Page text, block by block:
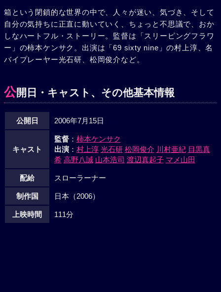
箱という閉鎖的な世界の中で、人々が迷い、気づき、そして
自分の気持ちに正直に動いていく、ちょっと不思議で、おか
しなハートフル・ストーリー。監督は「スリーピングフラワ
ー」の柿本ケンサク。出演は「69 sixty nine」の村上淳、名
バイプレーヤー光石研、松岡俊介など。
公開日・キャスト、その他基本情報
公開日 2006年7月15日
キャスト
監督： 柿本ケンサク
出演： 村上淳 光石研 松岡俊介 川村亜紀 目黒真
希 高野八誠 山本浩司 渡辺真起子 マメ山田
配給 スローラーナー
制作国 日本（2006）
上映時間 111分